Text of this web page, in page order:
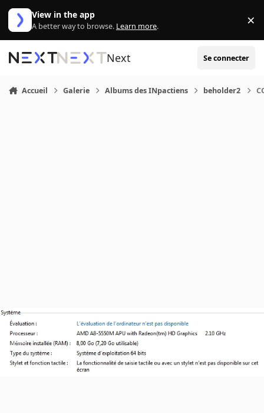
Aller au contenu
View in the app
A better way to browse. Learn more. ×
Next Se connecter
Accueil Galerie Albums des INpactiens beholder2